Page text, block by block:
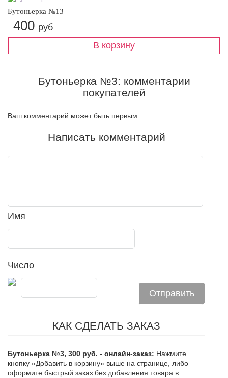
Бутоньерка №13
400 руб
Бутоньерка №3: комментарии
покупателей
Ваш комментарий может быть первым.
Написать комментарий
Имя
Число
КАК СДЕЛАТЬ ЗАКАЗ
Бутоньерка №3, 300 руб. - онлайн-заказ: Нажмите
кнопку «Добавить в корзину» выше на странице, либо
оформите быстрый заказ без добавления товара в